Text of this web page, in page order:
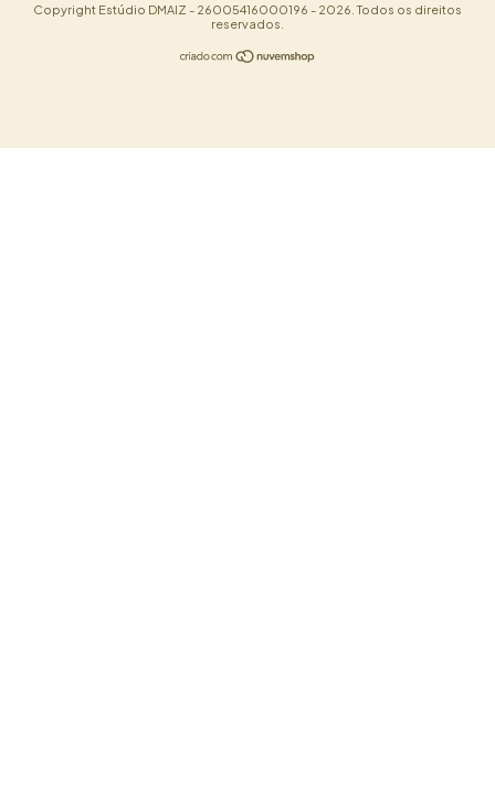
Copyright Estúdio DMAIZ - 26005416000196 - 2026. Todos os direitos
reservados.